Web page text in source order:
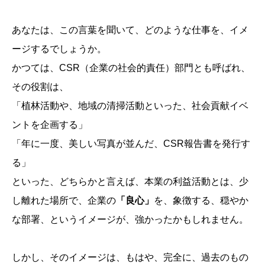
あなたは、この言葉を聞いて、どのような仕事を、イメ
ージするでしょうか。
かつては、CSR（企業の社会的責任）部門とも呼ばれ、
その役割は、
「植林活動や、地域の清掃活動といった、社会貢献イベ
ントを企画する」
「年に一度、美しい写真が並んだ、CSR報告書を発行す
る」
といった、どちらかと言えば、本業の利益活動とは、少
し離れた場所で、企業の 「良心」 を、象徴する、穏やか
な部署、というイメージが、強かったかもしれません。
しかし、そのイメージは、もはや、完全に、過去のもの